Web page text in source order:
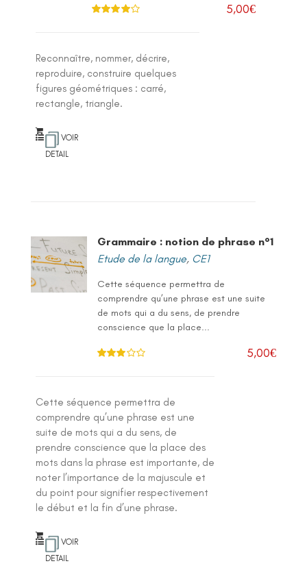
5,00€
Reconnaître, nommer, décrire,
reproduire, construire quelques
figures géométriques : carré,
rectangle, triangle.
VOIR
DETAIL
Grammaire : notion de phrase n°1
Etude de la langue, CE1
Cette séquence permettra de
comprendre qu’une phrase est une suite
de mots qui a du sens, de prendre
conscience que la place...
5,00€
Cette séquence permettra de
comprendre qu’une phrase est une
suite de mots qui a du sens, de
prendre conscience que la place des
mots dans la phrase est importante, de
noter l’importance de la majuscule et
du point pour signifier respectivement
le début et la fin d’une phrase.
VOIR
DETAIL